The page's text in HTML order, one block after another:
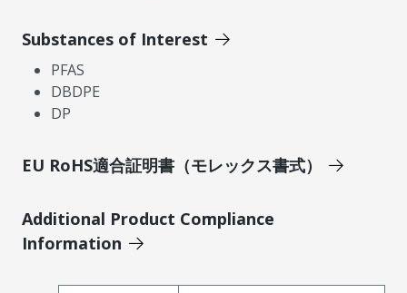
Substances of Interest
PFAS
DBDPE
DP
EU RoHS適合証明書（モレックス書式）
Additional Product Compliance
Information